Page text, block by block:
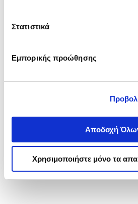
Στατιστικά
Εμπορικής προώθησης
Αποδοχή
Χρησιμοποιήστε μόνο τα